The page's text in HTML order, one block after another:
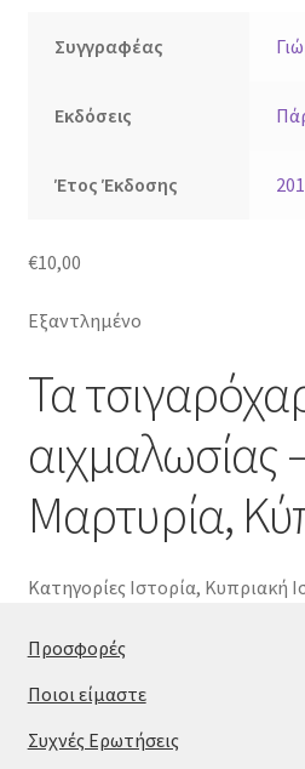
Συγγραφέας
Εκδόσεις
Έτος Έκδοσης
€10,00
Εξαντλημένο
Τα
αιχμαλωσίας
Μαρτυρία,
Κατηγορίες Ιστορία, Κυπριακή
Προσφορές
Ποιοι είμαστε
Συχνές Ερωτήσεις